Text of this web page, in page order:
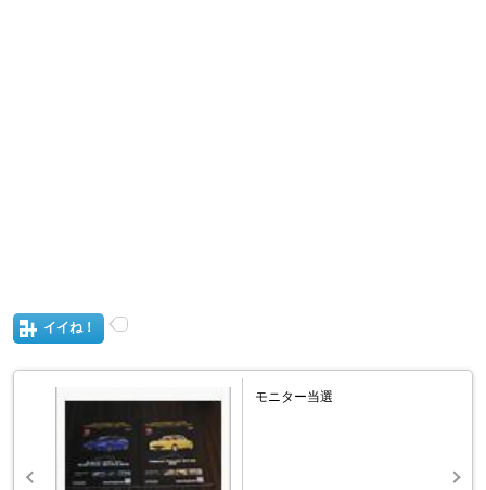
イイね！
モニター当選